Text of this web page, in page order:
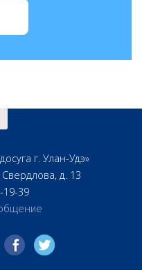
г. Улан-Удэ»
Свердлова, д. 13
19-39